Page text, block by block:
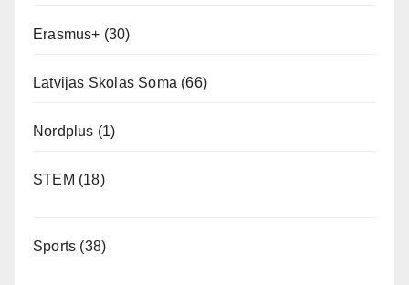
Erasmus+ (30)
Latvijas Skolas Soma (66)
Nordplus (1)
STEM (18)
Sports (38)